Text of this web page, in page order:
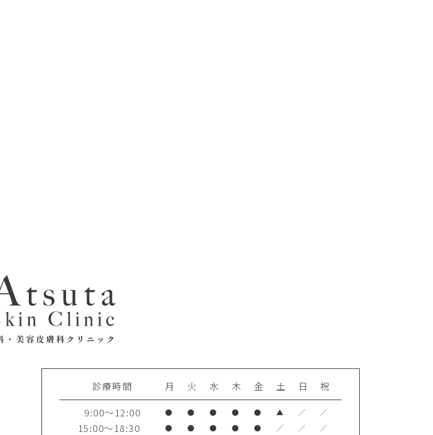
診療時間 月 火 水 木 金 土 日
祝
9:00～12:00
● ● ● ● ● ▲ ／ ／
15:00～18:30 ● ● ● ● ● ／ ／ ／